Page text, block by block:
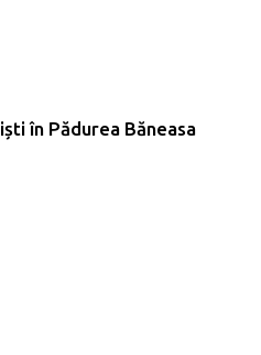
în Pădurea Băneasa